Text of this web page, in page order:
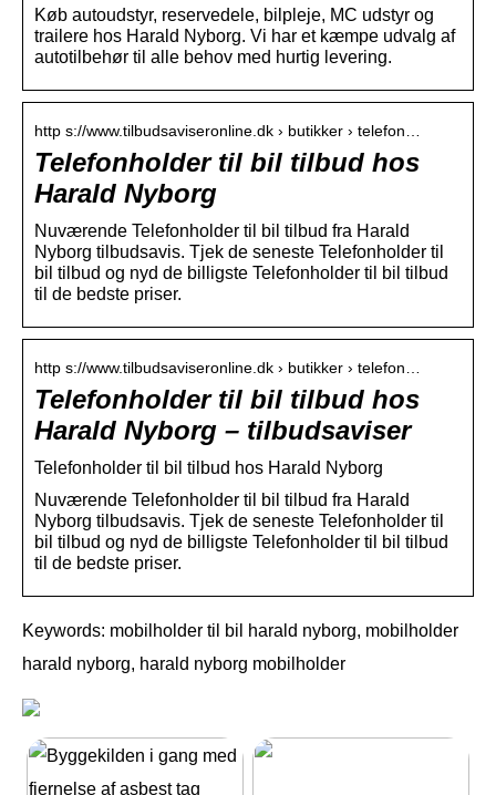
Køb autoudstyr, reservedele, bilpleje, MC udstyr og
trailere hos Harald Nyborg. Vi har et kæmpe udvalg af
autotilbehør til alle behov med hurtig levering.
http s://www.tilbudsaviseronline.dk › butikker › telefon…
Telefonholder til bil tilbud hos
Harald Nyborg
Nuværende Telefonholder til bil tilbud fra Harald
Nyborg tilbudsavis. Tjek de seneste Telefonholder til
bil tilbud og nyd de billigste Telefonholder til bil tilbud
til de bedste priser.
http s://www.tilbudsaviseronline.dk › butikker › telefon…
Telefonholder til bil tilbud hos
Harald Nyborg – tilbudsaviser
Telefonholder til bil tilbud hos Harald Nyborg
Nuværende Telefonholder til bil tilbud fra Harald
Nyborg tilbudsavis. Tjek de seneste Telefonholder til
bil tilbud og nyd de billigste Telefonholder til bil tilbud
til de bedste priser.
Keywords: mobilholder til bil harald nyborg, mobilholder
harald nyborg, harald nyborg mobilholder